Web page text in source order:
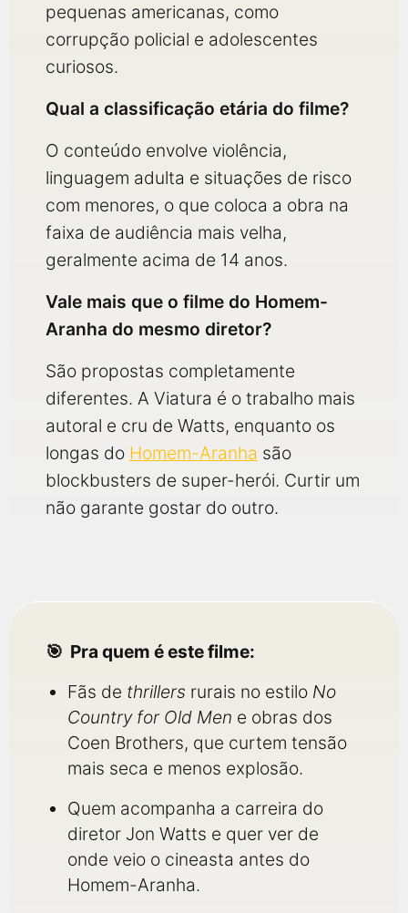
pequenas americanas, como
corrupção policial e adolescentes
curiosos.
Qual a classificação etária do filme?
O conteúdo envolve violência,
linguagem adulta e situações de risco
com menores, o que coloca a obra na
faixa de audiência mais velha,
geralmente acima de 14 anos.
Vale mais que o filme do Homem-
Aranha do mesmo diretor?
São propostas completamente
diferentes. A Viatura é o trabalho mais
autoral e cru de Watts, enquanto os
longas do Homem-Aranha são
blockbusters de super-herói. Curtir um
não garante gostar do outro.
Pra quem é este filme:
Fãs de thrillers rurais no estilo No
Country for Old Men e obras dos
Coen Brothers, que curtem tensão
mais seca e menos explosão.
Quem acompanha a carreira do
diretor Jon Watts e quer ver de
onde veio o cineasta antes do
Homem-Aranha.